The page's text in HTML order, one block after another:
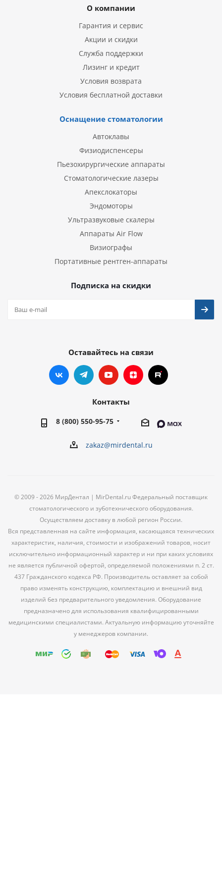
О компании
Гарантия и сервис
Акции и скидки
Служба поддержки
Лизинг и кредит
Условия возврата
Условия бесплатной доставки
Оснащение стоматологии
Автоклавы
Физиодиспенсеры
Пьезохирургические аппараты
Стоматологические лазеры
Апекслокаторы
Эндомоторы
Ультразвуковые скалеры
Аппараты Air Flow
Визиографы
Портативные рентген-аппараты
Подписка на скидки
Оставайтесь на связи
Контакты
8 (800) 550-95-75
zakaz@mirdental.ru
© 2009 - 2026 МирДентал | MirDental.ru Федеральный поставщик
стоматологического и зуботехнического оборудования.
Осуществляем доставку в любой регион России.
Вся представленная на сайте информация, касающаяся технических
характеристик, наличия, стоимости и изображений товаров, носит
исключительно информационный характер и ни при каких условиях
не является публичной офертой, определяемой положениями п. 2 ст.
437 Гражданского кодекса РФ. Производитель оставляет за собой
право изменять конструкцию, комплектацию и внешний вид
изделий без предварительного уведомления. Оборудование
предназначено для использования квалифицированными
медицинскими специалистами. Актуальную информацию уточняйте
у менеджеров компании.